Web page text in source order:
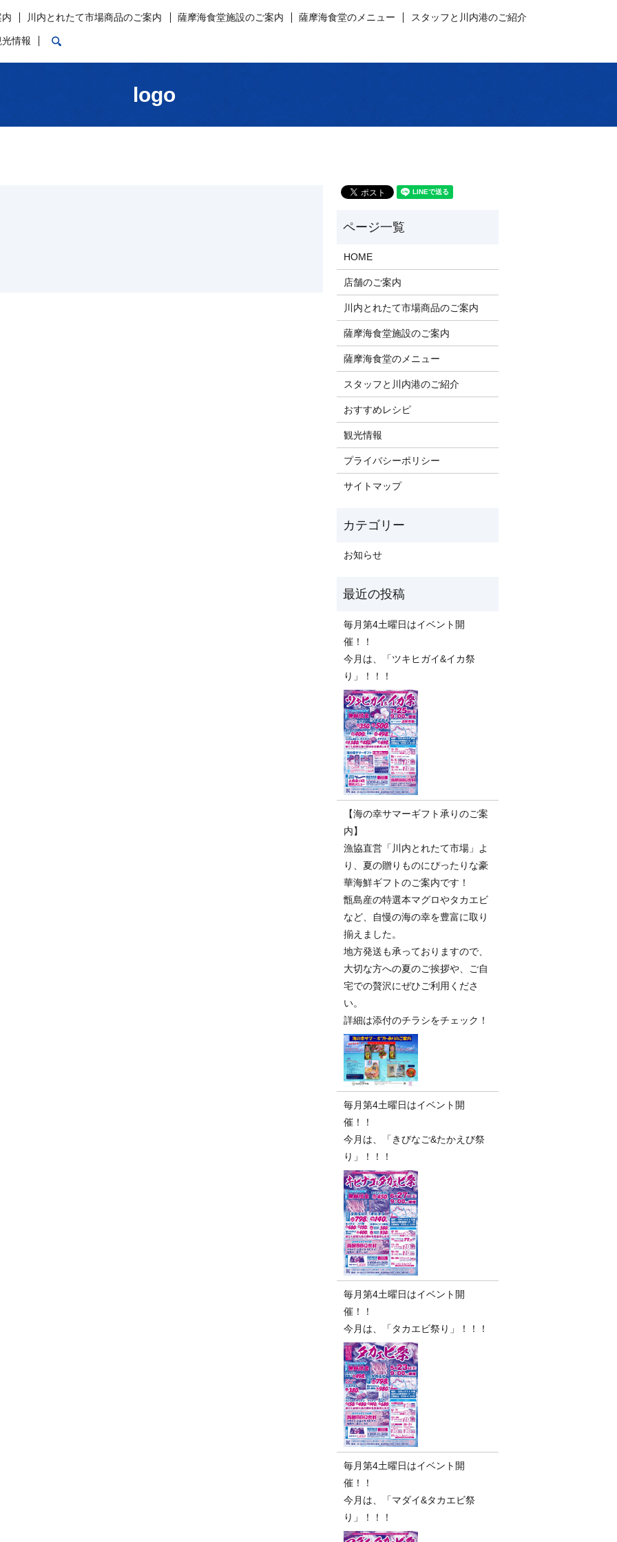
川内とれたて市場商品のご案内 薩摩海食堂施設のご案内 薩摩海食堂のメニュー スタッフと川内港のご紹介
光情報
logo
HOME
店舗のご案内
川内とれたて市場商品のご案内
薩摩海食堂施設のご案内
薩摩海食堂のメニュー
スタッフと川内港のご紹介
おすすめレシピ
観光情報
プライバシーポリシー
サイトマップ
お知らせ
毎月第4土曜日はイベント開
催！！
今月は、「ツキヒガイ&イカ祭
り」！！！
【海の幸サマーギフト承りのご案
内】
漁協直営「川内とれたて市場」よ
り、夏の贈りものにぴったりな豪
華海鮮ギフトのご案内です！
甑島産の特選本マグロやタカエビ
など、自慢の海の幸を豊富に取り
揃えました。
地方発送も承っておりますので、
大切な方への夏のご挨拶や、ご自
宅での贅沢にぜひご利用くださ
い。
詳細は添付のチラシをチェック！
毎月第4土曜日はイベント開
催！！
今月は、「きびなご&たかえび祭
り」！！！
毎月第4土曜日はイベント開
催！！
今月は、「タカエビ祭り」！！！
毎月第4土曜日はイベント開
催！！
今月は、「マダイ&タカエビ祭
り」！！！